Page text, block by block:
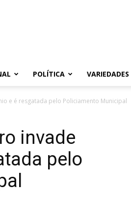
POLÍTICA VARIEDADES
e é resgatada pelo Policiamento Municipal
invade
pelo